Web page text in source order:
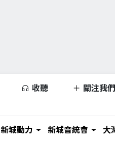
收聽 關注我們
新城動力 新城音統會 大